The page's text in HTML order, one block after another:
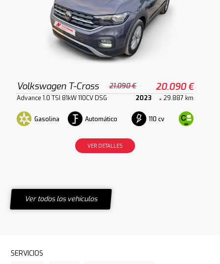
Volkswagen T-Cross 21.090 € 20.090 €
Advance 1.0 TSI 81kW 110CV DSG 2023 29.887 km
Gasolina Automático 110 cv
VER DETALLES
Ver todos los vehículos
SERVICIOS